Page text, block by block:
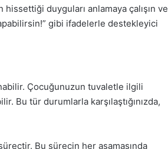
duyguları anlamaya çalışın ve
gibi ifadelerle destekleyici
Çocuğunuzun tuvaletle ilgili
Bu tür durumlarla karşılaştığınızda,
Bu sürecin her aşamasında